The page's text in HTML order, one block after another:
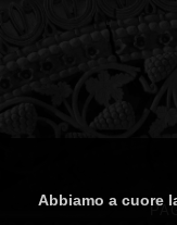
Abbiamo a cuore